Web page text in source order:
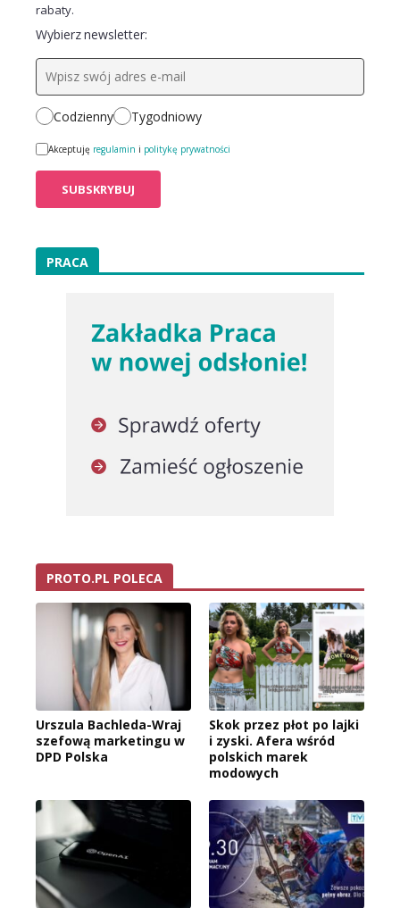
rabaty.
Wybierz newsletter:
Codzienny Tygodniowy
Akceptuję regulamin i politykę prywatności
PRACA
PROTO.PL POLECA
Urszula Bachleda-Wraj
szefową marketingu w
DPD Polska
Skok przez płot po lajki
i zyski. Afera wśród
polskich marek
modowych